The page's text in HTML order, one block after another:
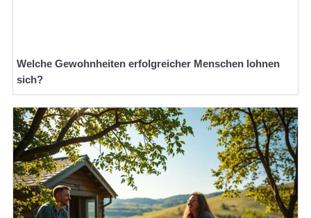
Welche Gewohnheiten erfolgreicher Menschen lohnen
sich?